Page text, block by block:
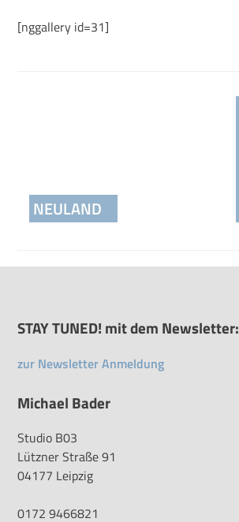
[nggallery id=31]
NEULAND
STAY TUNED! mit dem Newsletter:
zur Newsletter Anmeldung
Michael Bader
Studio B03
Lützner Straße 91
04177 Leipzig
0172 9466821